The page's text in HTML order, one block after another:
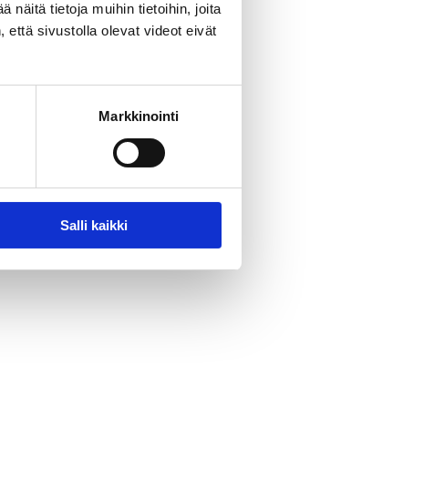
näitä tietoja muihin tietoihin, joita
että sivustolla olevat videot eivät
Markkinointi
Salli kaikki